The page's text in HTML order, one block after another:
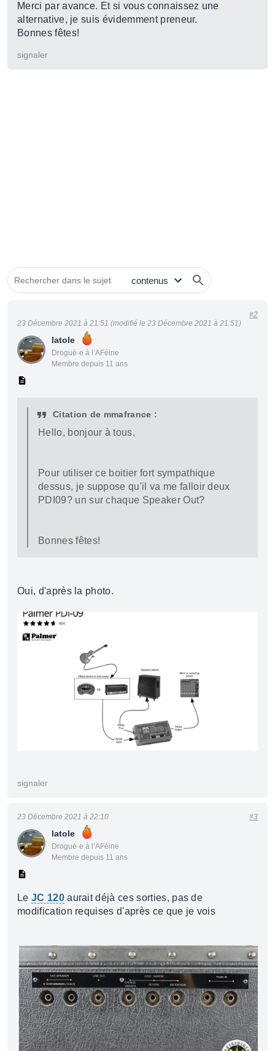
Merci par avance. Et si vous connaissez une
alternative, je suis évidemment preneur.
Bonnes fêtes!
signaler
latole
Drogué·e à l’AFéine
Membre depuis 11 ans
23 Décembre 2021 à 21:51 (modifié le 23 Décembre 2021 à 21:51)
#2
Citation de mmafrance :
Hello, bonjour à tous,
Pour utiliser ce boitier fort sympathique
dessus, je suppose qu'il va me falloir deux
PDI09? un sur chaque Speaker Out?
Bonnes fêtes!
Oui, d'après la photo.
signaler
latole
Drogué·e à l’AFéine
Membre depuis 11 ans
23 Décembre 2021 à 22:10 #3
Le JC 120aurait déjà ces sorties, pas de
modification requises d'après ce que je vois